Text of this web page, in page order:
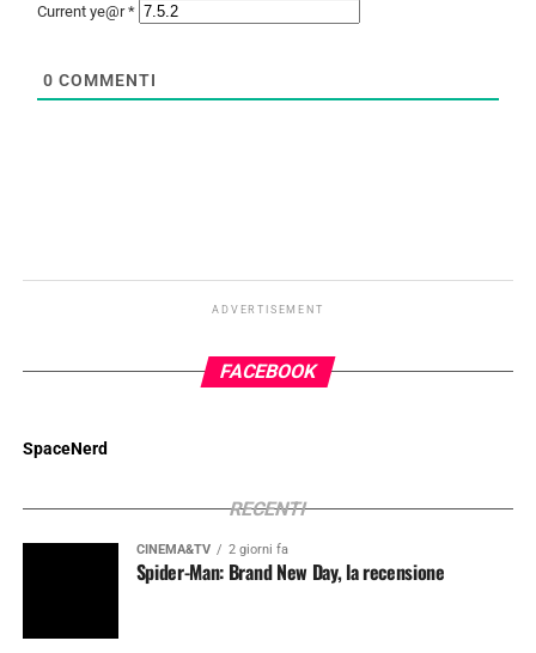
Current ye@r*
0 COMMENTI
ADVERTISEMENT
FACEBOOK
SpaceNerd
RECENTI
CINEMA&TV 2 giorni fa
Spider-Man: Brand New Day, la recensione